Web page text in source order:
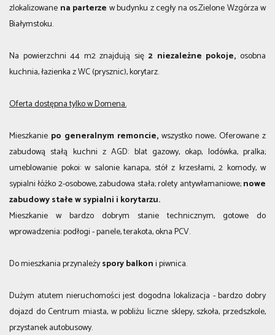
zlokalizowane na parterze w budynku z cegły na os.Zielone Wzgórza w
Białymstoku.
Na powierzchni 44 m2 znajdują się2 niezależne pokoje, osobna
kuchnia, łazienka z WC (prysznic), korytarz.
Oferta dostępna tylko w Domena.
Mieszkanie po generalnym remoncie, wszystko nowe. Oferowane z
zabudową stałą kuchni z AGD: blat gazowy, okap, lodówka, pralka;
umeblowanie pokoi: w salonie kanapa, stół z krzesłami, 2 komody, w
sypialni łóżko 2-osobowe, zabudowa stała; rolety antywłamaniowe;nowe
zabudowy stałe w sypialni i korytarzu.
Mieszkanie w bardzo dobrym stanie technicznym, gotowe do
wprowadzenia: podłogi - panele, terakota, okna PCV.
Do mieszkania przynależyspory balkoni piwnica.
Dużym atutem nieruchomości jest dogodna lokalizacja - bardzo dobry
dojazd do Centrum miasta, w pobliżu liczne sklepy, szkoła, przedszkole,
przystanek autobusowy.